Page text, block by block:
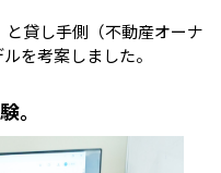
貸し手側（不動産オーナ
。